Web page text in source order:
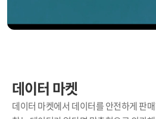
데이터 마켓
데이터 마켓에서 데이터를 안전하게 판